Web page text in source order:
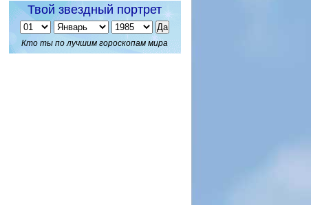
Твой звездный портрет
Кто ты по лучшим гороскопам мира